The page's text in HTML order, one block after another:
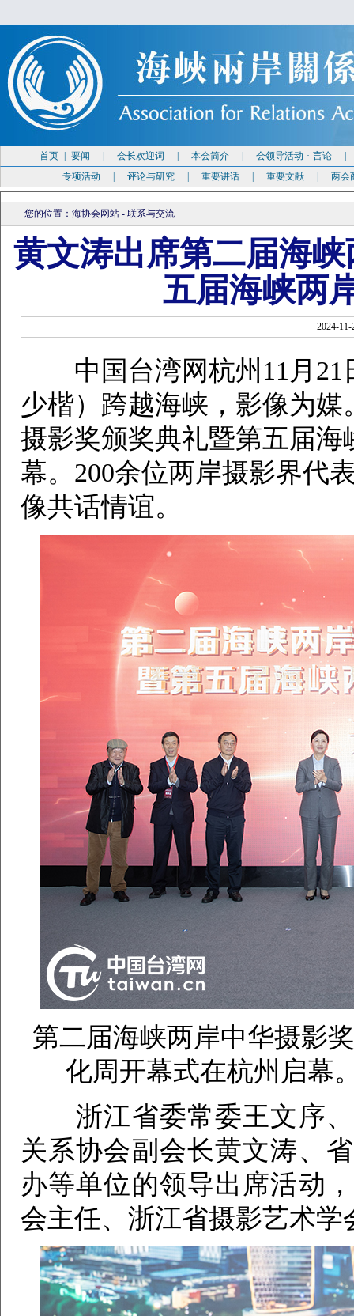
首页 要闻 会长欢迎词 本会简介 会领导活动 · 言论
专项活动
评论与研究 重要讲话 重要文献 两会
您的位置： 海协会网站 - 联系与交流
黄文涛出席第二届海
五届海峡两
2024-
中国台湾网杭州11月21
少楷）跨越海峡，影像为
摄影奖颁奖典礼暨第五届
幕。200余位两岸摄影界代
像共话情谊。
第二届海峡两岸中华摄影
化周开幕式在杭州启幕
浙江省委常委王文序、
关系协会副会长黄文涛、
办等单位的领导出席活动
会主任、浙江省摄影艺术